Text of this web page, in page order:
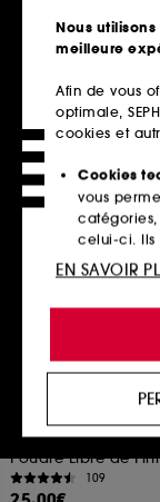
67,00€
Ajouter au
Neo Essential
Powder
109
Nous
meilleure
Afin de vous
optimale,
cookies et
Cookies
vous
catégories,
celui-ci. Ils
technique
de vous
produits,
proposer
votre profil.
Cookies
utilisés
EN SAVOIR